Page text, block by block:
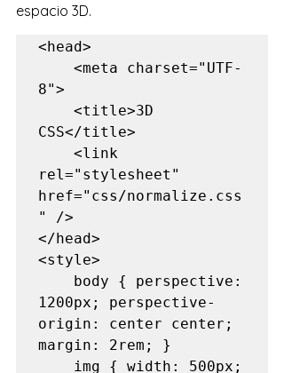
espacio 3D.
<head>
8">
CSS</title>
rel="stylesheet"
href="css/normalize.css
" />
</head>
<style>
1200px; perspective-
origin: center center;
margin: 2rem; }